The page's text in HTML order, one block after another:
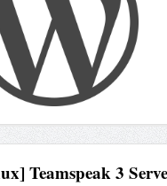
Teamspeak 3